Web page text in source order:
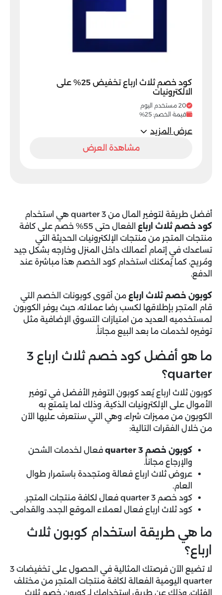
كود خصم ثلاث ارباع تخفيض 25% على
الالكترونيات
20 مستخدم اليوم
قيمة الخصم: 25%
عرض المزيد
مشاهدة العرض
أفضل طريقة لتوفير المال من 3 quarter هي استخدام
كود خصم ثلاث ارباع
الفعال حتى 55% خصم على كافة
منتجات المتجر من منتجات الإلكترونيات الحديثة التي
تساعدك في إتمام أعمالك داخل المنزل وخارجه بشكل جيد
ومُريح، كما يُمكنك استخدام كود الخصم هذا مباشرة عند
الدفع.
كوبون خصم ثلاث ارباع من أقوى كوبونات الخصم التي
قام المتجر بإطلاقها لكسب رضا عملائه، حيث يوفر الكوبون
لمستخدميه العديد من امتيازات التسوق الإضافية مثل
توفيره لخدمات ما بعد البيع مجاناً.
ما هو أفضل كود خصم ثلاث ارباع 3
quarter؟
كوبون ثلاث ارباع يُعد كوبون التوفير الأفضل في توفير
الأموال على الإلكترونيات الذكية، وذلك لما يتمتع به
الكوبون من مميزات شراء، وهي التي سنتعرف عليها الآن
من خلال الفقرات التالية:
كوبون خصم 3 quarter
فعال لخدمات الشحن
والإرجاع مجاناً.
عروض ثلاث ارباع فعالة ومتجددة باستمرار طوال
العام.
كود خصم 3 quarter فعال لكافة منتجات المتجر.
كود ثلاث ارباع فعال لعملاء الموقع الجدد، والقدامى.
ما هي طريقة استخدام كوبون ثلاث
ارباع؟
لا تضيع الآن فرصتك المثالية في الحصول على تخفيضات 3
quarter اليومية الفعالة لكافة منتجات المتجر من مختلف
الفئات، وذلك عن طريق استخدامك لـ كوبون خصم ثلاث